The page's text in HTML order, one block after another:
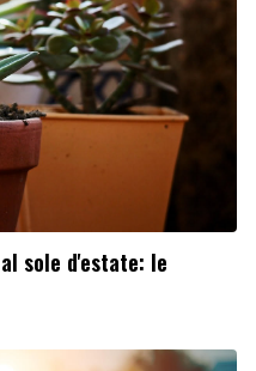
sole d'estate: le